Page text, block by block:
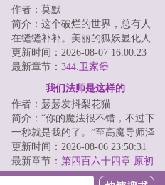
作者：莫默
简介：这个破烂的世界，总有人
在缝缝补补。美丽的狐妖显化人
身，毛茸茸的尾巴在身后摇曳生
姿，望着少年：...
更新时间：2026-08-07 16:00:23
最新章节： 344.卫家堡
我们法师是这样的
作者：瑟瑟发抖梨花猫
简介：“你的魔法很不错，不过下
一秒就是我的了。”至高魔导师泽
利尔。穿越到剑与魔法的异世
界，泽利尔获...
更新时间：2026-08-06 23:50:31
最新章节： 第四百六十四章 原初
强化